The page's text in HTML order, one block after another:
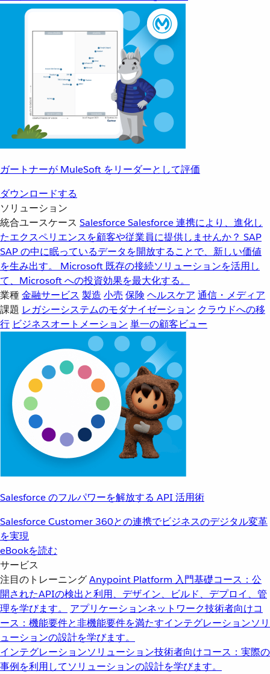
ガートナーが MuleSoft をリーダーとして評価
ダウンロードする
ソリューション
統合ユースケース SalesforceSalesforce 連携により、進化し
たエクスペリエンスを顧客や従業員に提供しませんか？ SAP
SAP の中に眠っているデータを開放することで、新しい価値
を生み出す。
Microsoft 既存の接続ソリューションを活用し
て、Microsoft への投資効果を最大化する。
業種金融サービス 製造 小売 保険 ヘルスケア 通信・メディア
課題 レガシーシステムのモダナイゼーション クラウドへの移
行 ビジネスオートメーション 単一の顧客ビュー
Salesforce のフルパワーを解放する API 活用術
Salesforce Customer 360との連携でビジネスのデジタル変革
を実現
eBookを読む
サービス
注目のトレーニングAnypoint Platform 入門基礎コース：公
開されたAPIの検出と利用、デザイン、ビルド、デプロイ、管
理を学びます。
アプリケーションネットワーク技術者向けコ
ース：機能要件と非機能要件を満たすインテグレーションソリ
ューションの設計を学びます。
インテグレーションソリューション技術者向けコース：実際の
事例を利用してソリューションの設計を学びます。